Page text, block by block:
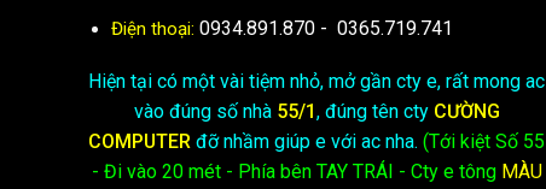
Điện thoại: 0934.891.870 - 0365.719.741
Hiện tại có một vài tiệm nhỏ, mở gần cty e, rất mong ac
vào đúng số nhà 55/1 , đúng tên cty CƯỜNG
COMPUTER đỡ nhầm giúp e với ac nha. (Tới kiệt Số 55
- Đi vào 20 mét - Phía bên TAY TRÁI - Cty e tôngMÀU